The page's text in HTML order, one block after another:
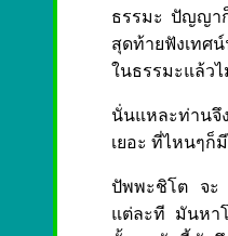
ธรรมะ ปัญญา
สุดท้ายฟังเทศ
ในธรรมะแล้ว
นั่นแหละท่านจึ
เยอะ ที่ไหนๆก็
ปัพพะชิโต จะ
แต่ละที มันหา